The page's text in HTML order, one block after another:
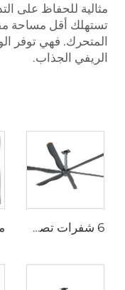
مثالية للحفاظ على
تستهلك أقل مساحة
المتحرك. فهي توفر
الريفي الجذاب.
6 شفرات تصميم جديد مروحة سقف تجارية بمحرك AC